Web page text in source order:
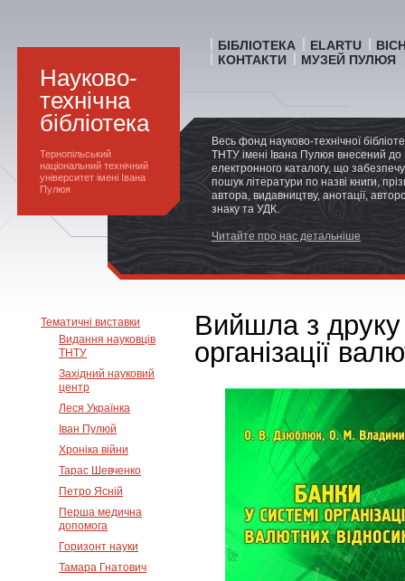
Науково-
технічна
бібліотека
Тернопільський
національний технічний
університет імені Івана
Пулюя
БІБЛІОТЕКА ELARTU
КОНТАКТИ
МУЗЕЙ ПУЛЮЯ
Весь фонд науково-технічної
ТНТУ імені Івана Пулюя внесений до
електронного каталогу, що
пошук літератури по назві книги,
автора, видавництву, анотації,
знаку та УДК.
Читайте про нас детальніше
Тематичні виставки
Видання науковців
ТНТУ
Західний науковий
центр
Леся Українка
Іван Пулюй
Хроніка війни
Тарас Шевченко
Петро Ясній
Перша медична
допомога
Горизонт науки
Тамара Гнатович
Вийшла з друку
організації